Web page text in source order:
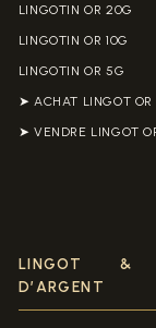
LINGOTIN OR 20G
LINGOTIN OR 10G
LINGOTIN OR 5G
➤ ACHAT LINGOT OR
➤ VENDRE LINGOT
LINGOT &
D’ARGENT